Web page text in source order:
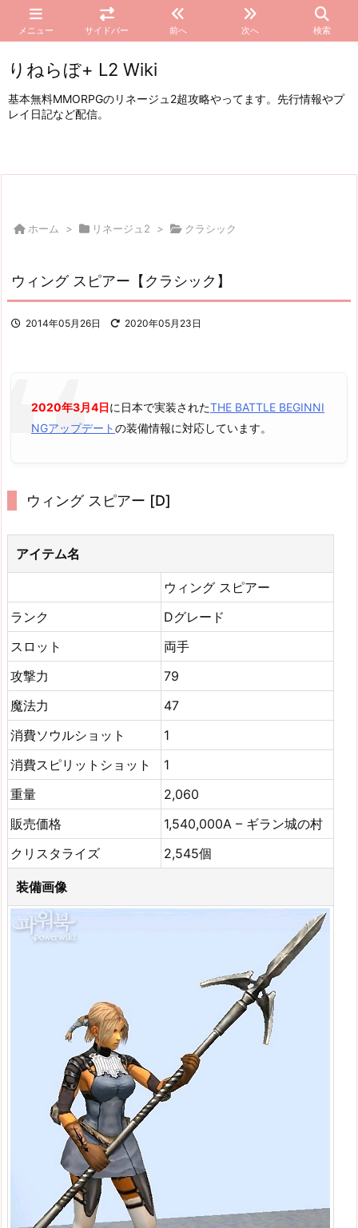
メニュー サイドバー 前へ 次へ 検索
りねらぼ+ L2 Wiki
基本無料MMORPGのリネージュ2超攻略やってます。先行情報やプ
レイ日記など配信。
ホーム > リネージュ2 > クラシック
ウィング スピアー【クラシック】
2014年05月26日 2020年05月23日
2020年3月4日に日本で実装されたTHE BATTLE BEGINNI
NGアップデートの装備情報に対応しています。
ウィング スピアー [D]
アイテム名
ウィング スピアー
ランク
Dグレード
スロット
両手
攻撃力
79
魔法力
47
消費ソウルショット
1
消費スピリットショット
1
重量
2,060
販売価格
1,540,000A – ギラン城の村
クリスタライズ
2,545個
装備画像